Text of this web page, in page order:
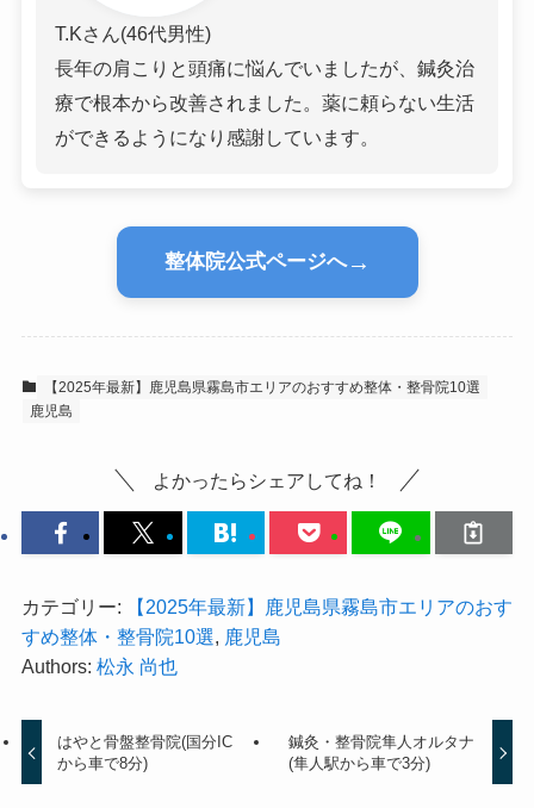
T.Kさん(46代男性)
長年の肩こりと頭痛に悩んでいましたが、鍼灸治
療で根本から改善されました。薬に頼らない生活
ができるようになり感謝しています。
整体院公式ページへ→
【2025年最新】鹿児島県霧島市エリアのおすすめ整体・整骨院10選
鹿児島
よかったらシェアしてね！
カテゴリー:
【2025年最新】鹿児島県霧島市エリアのおす
すめ整体・整骨院10選, 鹿児島
Authors: 松永 尚也
はやと骨盤整骨院(国分IC
から車で8分)
鍼灸・整骨院隼人オルタナ
(隼人駅から車で3分)